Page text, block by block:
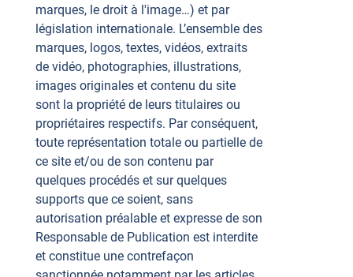
marques, le droit à l'image…) et par
législation internationale. L’ensemble des
marques, logos, textes, vidéos, extraits
de vidéo, photographies, illustrations,
images originales et contenu du site
sont la propriété de leurs titulaires ou
propriétaires respectifs. Par conséquent,
toute représentation totale ou partielle de
ce site et/ou de son contenu par
quelques procédés et sur quelques
supports que ce soient, sans
autorisation préalable et expresse de son
Responsable de Publication est interdite
et constitue une contrefaçon